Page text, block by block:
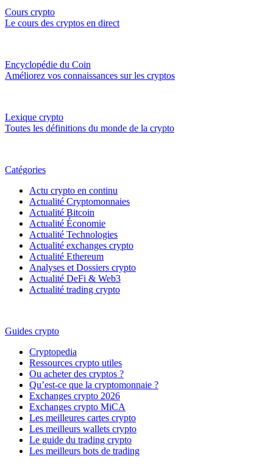
Cours crypto
Le cours des cryptos en direct
Encyclopédie du Coin
Améliorez vos connaissances sur les cryptos
Lexique crypto
Toutes les définitions du monde de la crypto
Catégories
Actu crypto en continu
Actualité Cryptomonnaies
Actualité Bitcoin
Actualité Économie
Actualité Technologies
Actualité exchanges crypto
Actualité Ethereum
Analyses et Dossiers crypto
Actualité DeFi & Web3
Actualité trading crypto
Guides crypto
Cryptopedia
Ressources crypto utiles
Ou acheter des cryptos ?
Qu’est-ce que la cryptomonnaie ?
Exchanges crypto 2026
Exchanges crypto MiCA
Les meilleures cartes crypto
Les meilleurs wallets crypto
Le guide du trading crypto
Les meilleurs bots de trading